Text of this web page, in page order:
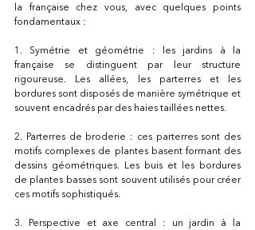
la française chez vous, avec quelques points
fondamentaux :
1. Symétrie et géométrie : les jardins à la
française se distinguent par leur structure
rigoureuse. Les allées, les parterres et les
bordures sont disposés de manière symétrique et
souvent encadrés par des haies taillées nettes.
2. Parterres de broderie : ces parterres sont des
motifs complexes de plantes basent formant des
dessins géométriques. Les buis et les bordures
de plantes basses sont souvent utilisés pour créer
ces motifs sophistiqués.
3. Perspective et axe central : un jardin à la